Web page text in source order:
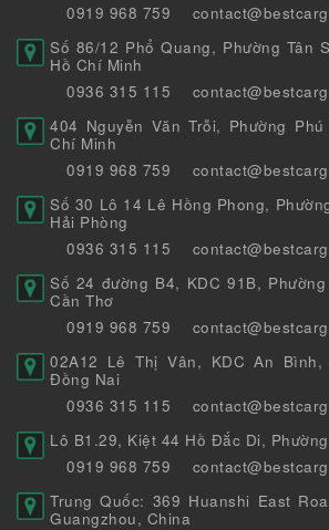
0919 968 759
Số 86/12 Phổ Quang, Phường Tân
Hồ Chí Minh
0936 315 115
404 Nguyễn Văn Trỗi, Phường
Chí Minh
0919 968 759
Số 30 Lô 14 Lê Hồng Phong,
Hải Phòng
0936 315 115
Số 24 đường B4, KDC 91B,
Cần Thơ
0919 968 759
02A12 Lê Thị Vân, KDC An Bình,
Đồng Nai
0936 315 115
Lô B1.29, Kiệt 44 Hồ Đắc Di,
0919 968 759
Trung Quốc: 369 Huanshi East
Guangzhou, China